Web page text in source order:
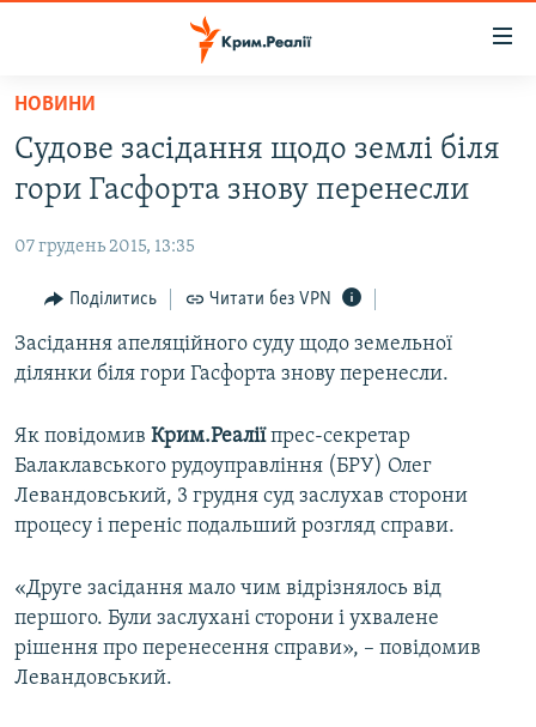
Перейти
основного
матеріалу
Перейти
до
навігації
Перейти
до
ВОДА.КРИМ
ВІДЕО ТА ФОТО
ПОЛІТИКА
БЛОГИ
ПОГЛЯД
ІНТЕРВ'Ю
ВСЕ ЗА ДЕНЬ
СПЕЦПРОЕКТИ
ДЕПОРТАЦІЯ
СВІДЧЕННЯ ОКУПАЦІЇ
УКРАЇНСЬКА ПРОБЛЕМА КРИМУ
ІНФОГРАФІКА
ЯК ОБІЙТИ БЛОКУВАННЯ
Русский
Qırımtatar
ДОЛУЧАЙСЯ!
НОВИНИ
Судове засідання щодо землі біля
гори Гасфорта знову перенесли
07 грудень 2015, 13:35
Поділитись Читати без VPN
Засідання апеляційного суду щодо земельної
ділянки біля гори Гасфорта знову перенесли.
Як повідомив Крим.Реаліїпрес-секретар
Балаклавського рудоуправління (БРУ) Олег
Левандовський, 3 грудня суд заслухав сторони
процесу і переніс подальший розгляд справи.
«Друге засідання мало чим відрізнялось від
першого. Були заслухані сторони і ухвалене
рішення про перенесення справи», – повідомив
Левандовський.